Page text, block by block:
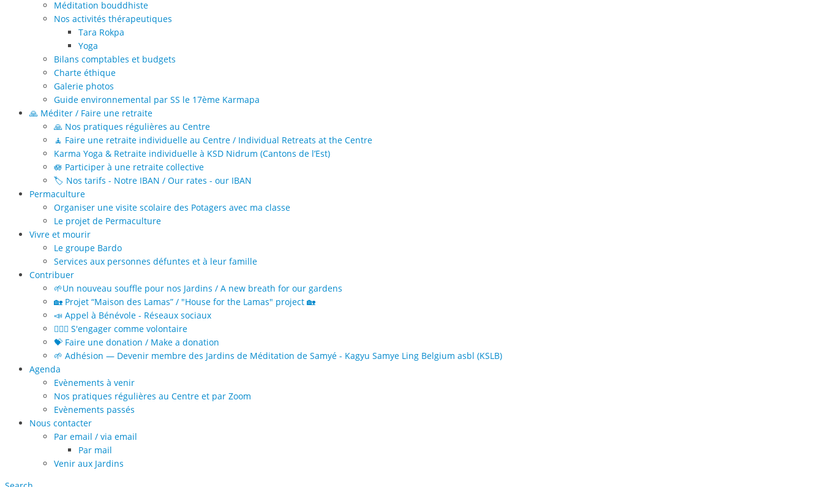
Méditation bouddhiste
Nos activités thérapeutiques
Tara Rokpa
Yoga
Bilans comptables et budgets
Charte éthique
Galerie photos
Guide environnemental par SS le 17ème Karmapa
🙏 Méditer / Faire une retraite
🙏 Nos pratiques régulières au Centre
🧘 Faire une retraite individuelle au Centre / Individual Retreats at the Centre
Karma Yoga & Retraite individuelle à KSD Nidrum (Cantons de l’Est)
🪷 Participer à une retraite collective
🏷️ Nos tarifs - Notre IBAN / Our rates - our IBAN
Permaculture
Organiser une visite scolaire des Potagers avec ma classe
Le projet de Permaculture
Vivre et mourir
Le groupe Bardo
Services aux personnes défuntes et à leur famille
Contribuer
🌱Un nouveau souffle pour nos Jardins / A new breath for our gardens
🏡 Projet “Maison des Lamas” / "House for the Lamas" project 🏡
📣 Appel à Bénévole - Réseaux sociaux
🙋🏻‍♀️ S'engager comme volontaire
💝 Faire une donation / Make a donation
🌱 Adhésion — Devenir membre des Jardins de Méditation de Samyé - Kagyu Samye Ling Belgium asbl (KSLB)
Agenda
Evènements à venir
Nos pratiques régulières au Centre et par Zoom
Evènements passés
Nous contacter
Par email / via email
Par mail
Venir aux Jardins